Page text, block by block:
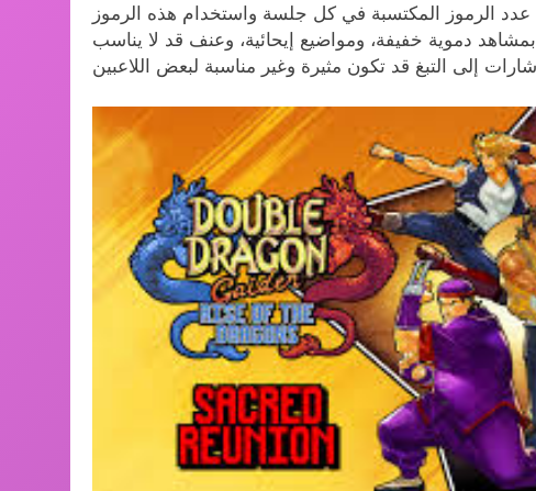
عدد الرموز المكتسبة في كل جلسة واستخدام هذه الرموز
دموية خفيفة، ومواضيع إيحائية، وعنف قد لا يناسب